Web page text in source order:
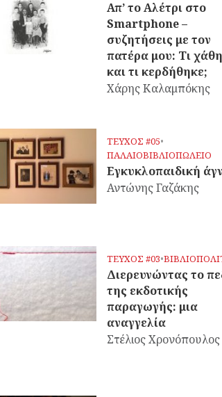
Απ’ το Αλέτρι στο
Smartphone –
συζητήσεις με τον
πατέρα μου: Τι
και τι κερδήθηκε;
Χάρης Καλαμπόκης
ΤΕΥΧΟΣ #05•
ΠΑΛΑΙΟΒΙΒΛΙΟΠΩΛΕΙΟ
Εγκυκλοπαιδική
Αντώνης Γαζάκης
ΤΕΥΧΟΣ #03•
Διερευνώντας το
της εκδοτικής
παραγωγής: μια
αναγγελία
Στέλιος Χρονόπουλος